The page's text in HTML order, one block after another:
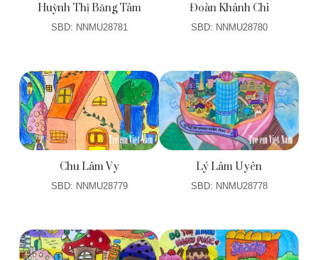
Huỳnh Thị Băng Tâm
SBD: NNMU28781
Đoàn Khánh Chi
SBD: NNMU28780
Chu Lâm Vy
SBD: NNMU28779
Lý Lâm Uyên
SBD: NNMU28778